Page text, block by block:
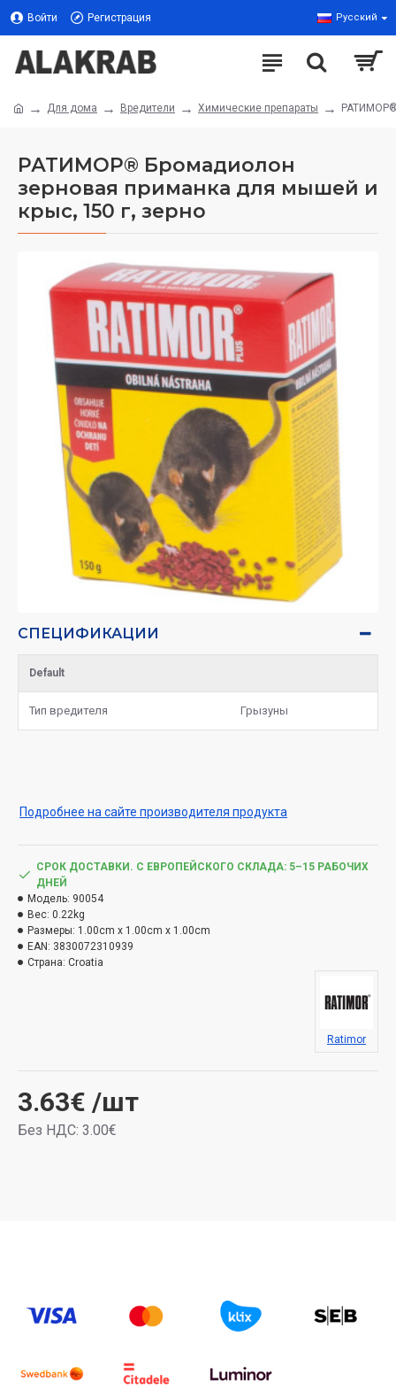
Войти Регистрация Русский
Для дома Вредители Химические препараты РАТИМОР®
РАТИМОР® Бромадиолон
зерновая приманка для мышей и
крыс, 150 г, зерно
СПЕЦИФИКАЦИИ
Default
Тип вредителя Грызуны
Подробнее на сайте производителя продукта
3.63€ /шт
Без НДС: 3.00€
СРОК ДОСТАВКИ. С ЕВРОПЕЙСКОГО СКЛАДА: 5–15 РАБОЧИХ
ДНЕЙ
Модель: 90054
Вес: 0.22kg
Размеры: 1.00cm x 1.00cm x 1.00cm
EAN: 3830072310939
Страна: Croatia
Ratimor